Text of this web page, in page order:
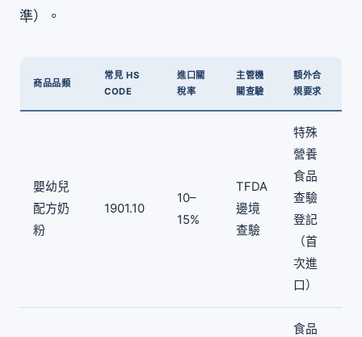
準）。
商品品類
常見 HS
CODE
進口關
稅率
主管機
關查驗
額外合
規要求
嬰幼兒
配方奶
粉
1901.10
10–
15%
TFDA
邊境
查驗
特殊
營養
食品
查驗
登記
（首
次進
口）
食品